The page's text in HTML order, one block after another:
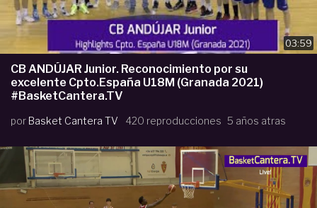
03:59
CB ANDÚJAR Junior. Reconocimiento por su
excelente Cpto.España U18M (Granada 2021)
#BasketCantera.TV
por Basket Cantera TV 420 reproducciones 5 años atras